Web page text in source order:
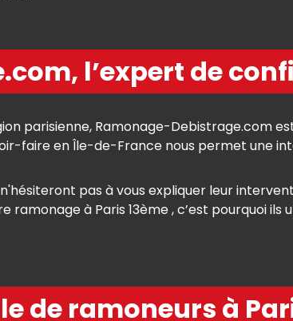
l’expert de
parisienne, Ramonage-Debistrage.com
faire en Île-de-France nous permet une
pas à vous expliquer leur
à Paris 13ème , c’est pourquoi
de ramoneurs à